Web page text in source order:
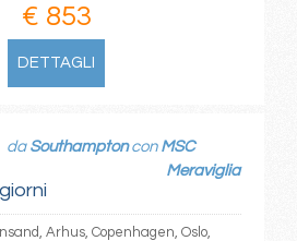
€ 853
DETTAGLI
da Southamptoncon MSC
Meraviglia
Arhus, Copenhagen, Oslo,